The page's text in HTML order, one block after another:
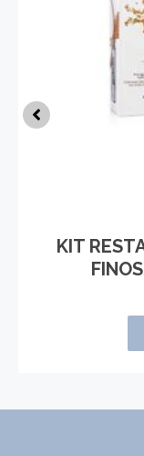
KIT